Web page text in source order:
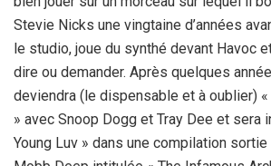
Stevie Nicks une vingtaine d’années
le studio, joue du synthé devant Havoc
dire ou demander. Après quelques
deviendra (le dispensable et à oublier)
» avec Snoop Dogg et Tray Dee et sera
Young Luv » dans une compilation sortie